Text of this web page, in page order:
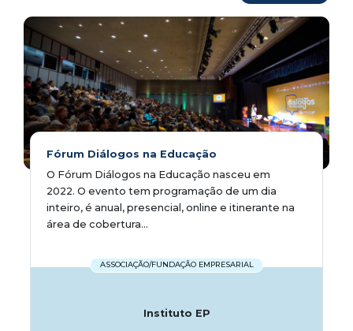
Fórum Diálogos na Educação
O Fórum Diálogos na Educação nasceu em
2022. O evento tem programação de um dia
inteiro, é anual, presencial, online e itinerante na
área de cobertura...
ASSOCIAÇÃO/FUNDAÇÃO EMPRESARIAL
Instituto EP